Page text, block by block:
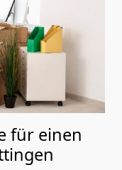
für einen